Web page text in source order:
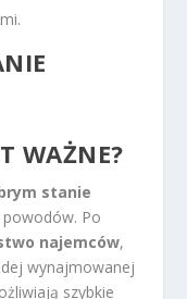
WAŻNE?
stanie
Po
najemców,
wynajmowanej
szybkie